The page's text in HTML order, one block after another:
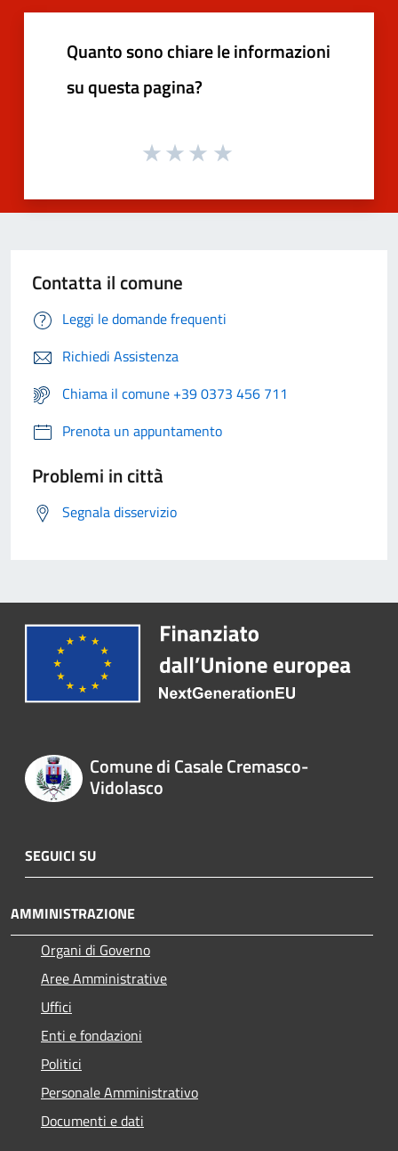
Quanto sono chiare le informazioni
su questa pagina?
Contatta il comune
Leggi le domande frequenti
Richiedi Assistenza
Chiama il comune +39 0373 456 711
Prenota un appuntamento
Problemi in città
Segnala disservizio
Comune di Casale Cremasco-
Vidolasco
SEGUICI SU
AMMINISTRAZIONE
Organi di Governo
Aree Amministrative
Uffici
Enti e fondazioni
Politici
Personale Amministrativo
Documenti e dati